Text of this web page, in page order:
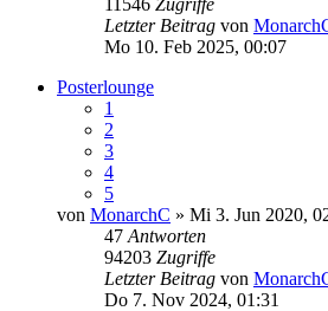
Letzter Beitrag von
Mo 10. Feb 2025, 00:07
Posterlounge
1
2
3
4
5
von MonarchC » Mi 3. Jun 2020,
47 Antworten
94203 Zugriffe
Letzter Beitrag von
Do 7. Nov 2024, 01:31